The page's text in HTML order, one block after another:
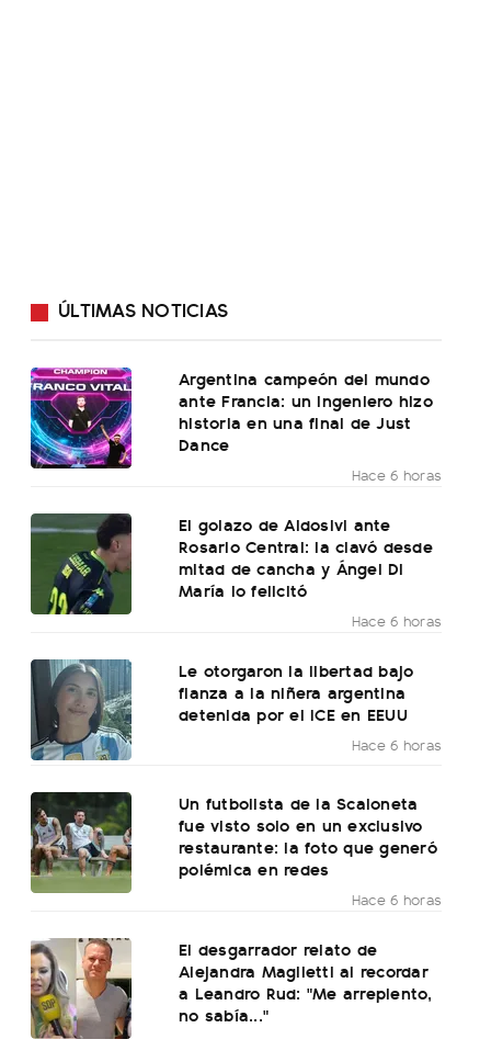
ÚLTIMAS NOTICIAS
Argentina campeón del mundo
ante Francia: un ingeniero hizo
historia en una final de Just
Dance
Hace 6 horas
El golazo de Aldosivi ante
Rosario Central: la clavó desde
mitad de cancha y Ángel Di
María lo felicitó
Hace 6 horas
Le otorgaron la libertad bajo
fianza a la niñera argentina
detenida por el ICE en EEUU
Hace 6 horas
Un futbolista de la Scaloneta
fue visto solo en un exclusivo
restaurante: la foto que generó
polémica en redes
Hace 6 horas
El desgarrador relato de
Alejandra Maglietti al recordar
a Leandro Rud: "Me arrepiento,
no sabía..."